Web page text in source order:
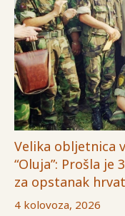
Velika obljetnica
“Oluja”: Prošla
za opstanak
4 kolovoza, 2026